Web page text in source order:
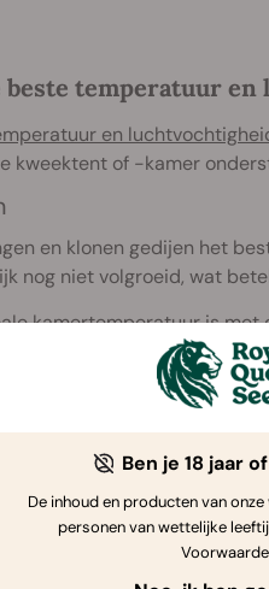
beste temperatuur
en
kweektent of -kamer
en klonen gedijen het
nog niet volgroeid, wat
kamertemperatuur is met
in dit stadium de
is prima. De wortels zijn
temperatuur is met de
is een lage
Ben je 18 jaar
De inhoud en producten van
personen van wettelijke